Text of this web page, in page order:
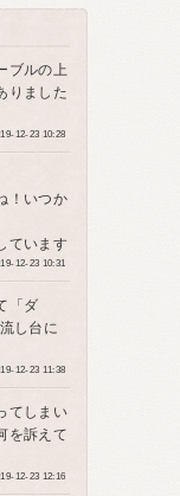
ブルの上
りました
12-23 10:28
！いつか
ています
12-23 10:31
「ダ
し台に
12-23 11:38
てしまい
を訴えて
12-23 12:16